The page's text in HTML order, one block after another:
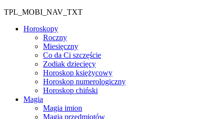
TPL_MOBI_NAV_TXT
Horoskopy
Roczny
Miesięczny
Co da Ci szczęście
Zodiak dziecięcy
Horoskop księżycowy
Horoskop numerologiczny
Horoskop chiński
Magia
Magia imion
Magia przedmiotów